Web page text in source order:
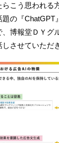
らこう思われる
題の『ChatGPT
博報堂ＤＹグ
させていただ